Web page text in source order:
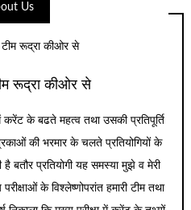
Us
रूद्रा कीओर से
करेंट के बढते महत्व तथा उसकी प्रतिपूर्ति
की भरमार के चलते प्रतियोगियों के
है बतौर प्रतियोगी यह समस्या मुझे व मेरी
के विश्लेष्णोपरांत हमारी टीम तथा